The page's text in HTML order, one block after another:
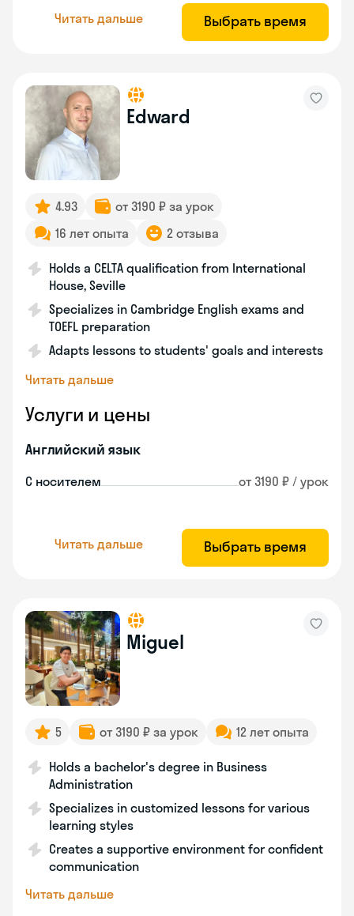
Читать дальше Выбрать время
Edward
4.93
от 3190 ₽ за урок
16 лет опыта
2 отзыва
Holds a CELTA qualification from International
House, Seville
Specializes in Cambridge English exams and
TOEFL preparation
Adapts lessons to students' goals and interests
Читать дальше
Услуги и цены
Английский язык
С носителем от 3190 ₽ / урок
Читать дальше Выбрать время
Miguel
5 от 3190 ₽ за урок 12 лет опыта
Holds a bachelor's degree in Business
Administration
Specializes in customized lessons for various
learning styles
Creates a supportive environment for confident
communication
Читать дальше